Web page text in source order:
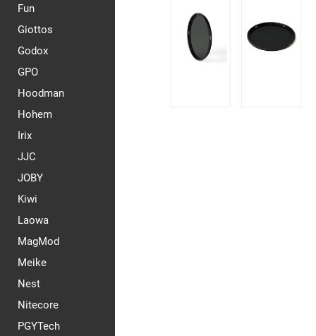
Fun
Giottos
Godox
GPO
Hoodman
Hohem
Irix
JJC
JOBY
Kiwi
Laowa
MagMod
Meike
Nest
Nitecore
PGYTech